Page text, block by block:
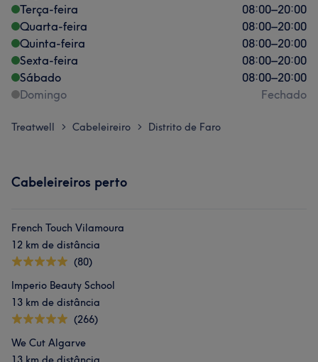
Terça-feira
08:00–20:00
Quarta-feira
08:00–20:00
Quinta-feira
08:00–20:00
Sexta-feira
08:00–20:00
Sábado
08:00–20:00
Domingo
Fechado
Treatwell > Cabeleireiro > Distrito de Faro
Cabeleireiros perto
French Touch Vilamoura
12 km de distância
(80)
Imperio Beauty School
13 km de distância
(266)
We Cut Algarve